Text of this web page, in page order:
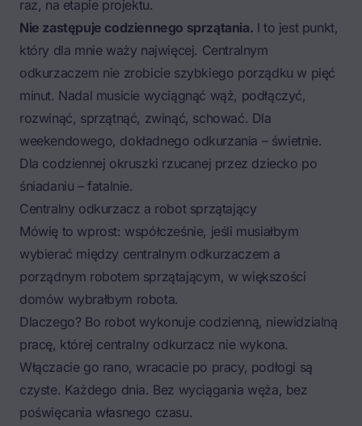
raz, na etapie projektu.
Nie zastępuje codziennego sprzątania. I to jest punkt,
który dla mnie waży najwięcej. Centralnym
odkurzaczem nie zrobicie szybkiego porządku w pięć
minut. Nadal musicie wyciągnąć wąż, podłączyć,
rozwinąć, sprzątnąć, zwinąć, schować. Dla
weekendowego, dokładnego odkurzania – świetnie.
Dla codziennej okruszki rzucanej przez dziecko po
śniadaniu – fatalnie.
Centralny odkurzacz a robot sprzątający
Mówię to wprost: współcześnie, jeśli musiałbym
wybierać między centralnym odkurzaczem a
porządnym robotem sprzątającym, w większości
domów wybrałbym robota.
Dlaczego? Bo robot wykonuje codzienną, niewidzialną
pracę, której centralny odkurzacz nie wykona.
Włączacie go rano, wracacie po pracy, podłogi są
czyste. Każdego dnia. Bez wyciągania węża, bez
poświęcania własnego czasu.